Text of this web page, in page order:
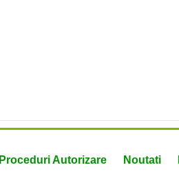
Proceduri Autorizare Noutati